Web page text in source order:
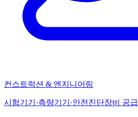
컨스트럭션 & 엔지니어링
시험기기·측량기기·안전진단장비 공급